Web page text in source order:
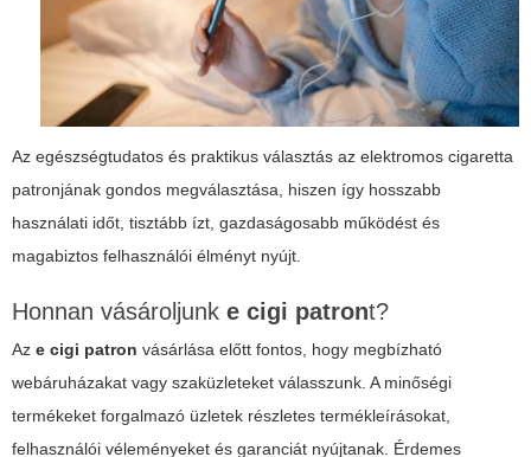
Az egészségtudatos és praktikus választás az elektromos cigaretta
patronjának gondos megválasztása, hiszen így hosszabb
használati időt, tisztább ízt, gazdaságosabb működést és
magabiztos felhasználói élményt nyújt.
Honnan vásároljunk e cigi patront?
Az e cigi patron vásárlása előtt fontos, hogy megbízható
webáruházakat vagy szaküzleteket válasszunk. A minőségi
termékeket forgalmazó üzletek részletes termékleírásokat,
felhasználói véleményeket és garanciát nyújtanak. Érdemes